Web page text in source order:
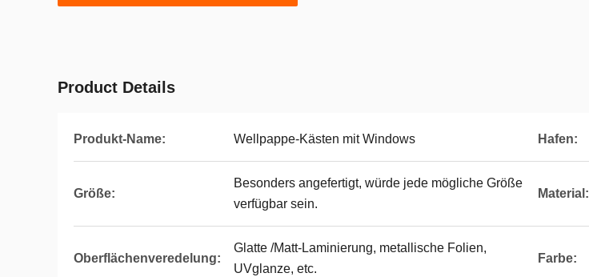
Product Details
Produkt-Name: Wellpappe-Kästen mit Windows Hafen:
Größe:
Besonders angefertigt, würde jede mögliche Größe
verfügbar sein.
Material:
Oberflächenveredelung:
Glatte /Matt-Laminierung, metallische Folien,
UVglanze, etc.
Farbe: